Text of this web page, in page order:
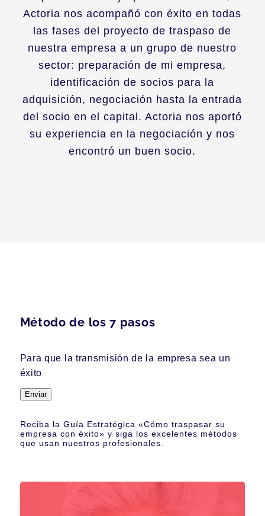
Actoria nos acompañó con éxito en todas
las fases del proyecto de traspaso de
nuestra empresa a un grupo de nuestro
sector: preparación de mi empresa,
identificación de socios para la
adquisición, negociación hasta la entrada
del socio en el capital. Actoria nos aportó
su experiencia en la negociación y nos
encontró un buen socio.
Método de los 7 pasos
Para que la transmisión de la empresa sea un
éxito
Enviar
Reciba la Guía Estratégica «Cómo traspasar su
empresa con éxito» y siga los excelentes métodos
que usan nuestros profesionales.